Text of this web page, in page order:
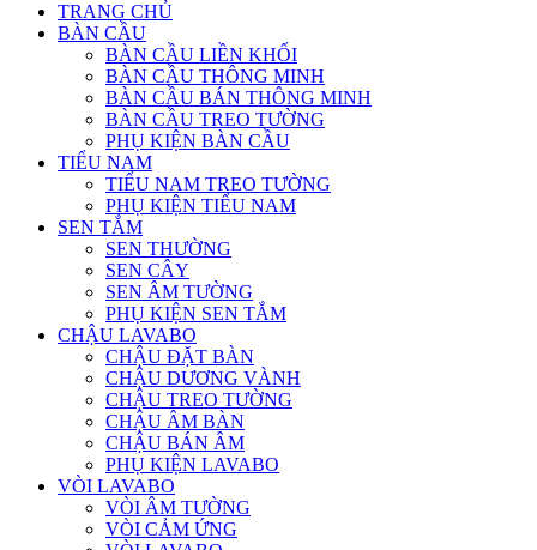
TRANG CHỦ
BÀN CẦU
BÀN CẦU LIỀN KHỐI
BÀN CẦU THÔNG MINH
BÀN CẦU BÁN THÔNG MINH
BÀN CẦU TREO TƯỜNG
PHỤ KIỆN BÀN CẦU
TIỂU NAM
TIỂU NAM TREO TƯỜNG
PHỤ KIỆN TIỂU NAM
SEN TẮM
SEN THƯỜNG
SEN CÂY
SEN ÂM TƯỜNG
PHỤ KIỆN SEN TẮM
CHẬU LAVABO
CHẬU ĐẶT BÀN
CHẬU DƯƠNG VÀNH
CHẬU TREO TƯỜNG
CHẬU ÂM BÀN
CHẬU BÁN ÂM
PHỤ KIỆN LAVABO
VÒI LAVABO
VÒI ÂM TƯỜNG
VÒI CẢM ỨNG